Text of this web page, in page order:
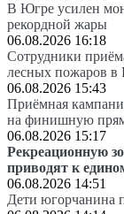
В Югре усилен
рекордной жары
06.08.2026 16:18
Сотрудники
лесных пожаров в
06.08.2026 15:43
Приёмная
на финишную
06.08.2026 15:17
Рекреационную
приводят к
06.08.2026 14:51
Дети югорчанина